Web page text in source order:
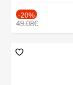
-20%
49.08€